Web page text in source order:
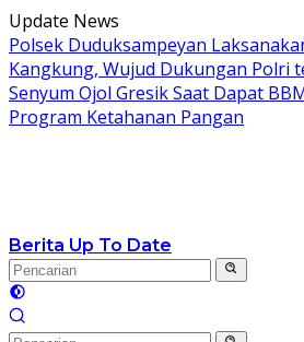
Langsung
ke
konten
Update News
Polsek Duduksampeyan
Kangkung, Wujud Dukungan Polri
Senyum Ojol Gresik Saat Dapat
Program Ketahanan Pangan
Berita Up To Date